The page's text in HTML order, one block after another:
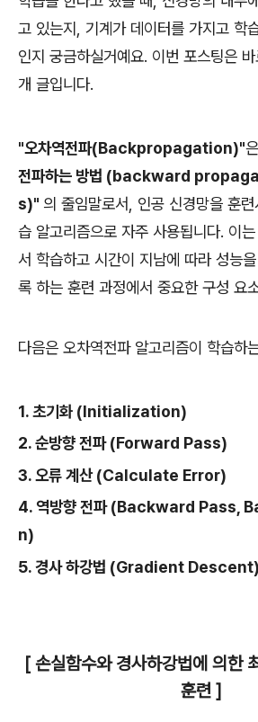
고 있는지, 기계가 데이터를 가지고 학
인지 궁금하실거예요. 이번 포스팅은
개 글입니다.
"오차역전파(Backpropagation)"은
전파하는 방법 (backward
s)" 의 줄임말로서, 인공 신경망을 훈
습 알고리즘으로 자주 사용됩니다. 이
서 학습하고 시간이 지남에 따라 성능
록 하는 훈련 과정에서 중요한 구성 요
다음은 오차역전파 알고리즘이 학습하
1. 초기화 (Initialization)
2. 순방향 전파 (Forward Pass)
3. 오류 계산 (Calculate Error)
4. 역방향 전파 (Backward Pass,
n)
5. 경사 하강법 (Gradient Descent)
[ 손실함수와 경사하강법에 의한
훈련 ]